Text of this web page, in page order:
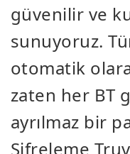
güvenilir ve
sunuyoruz.
otomatik
zaten her BT
ayrılmaz bir
Şifreleme